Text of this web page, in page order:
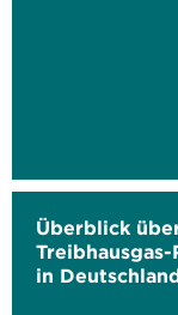
Überblick
in